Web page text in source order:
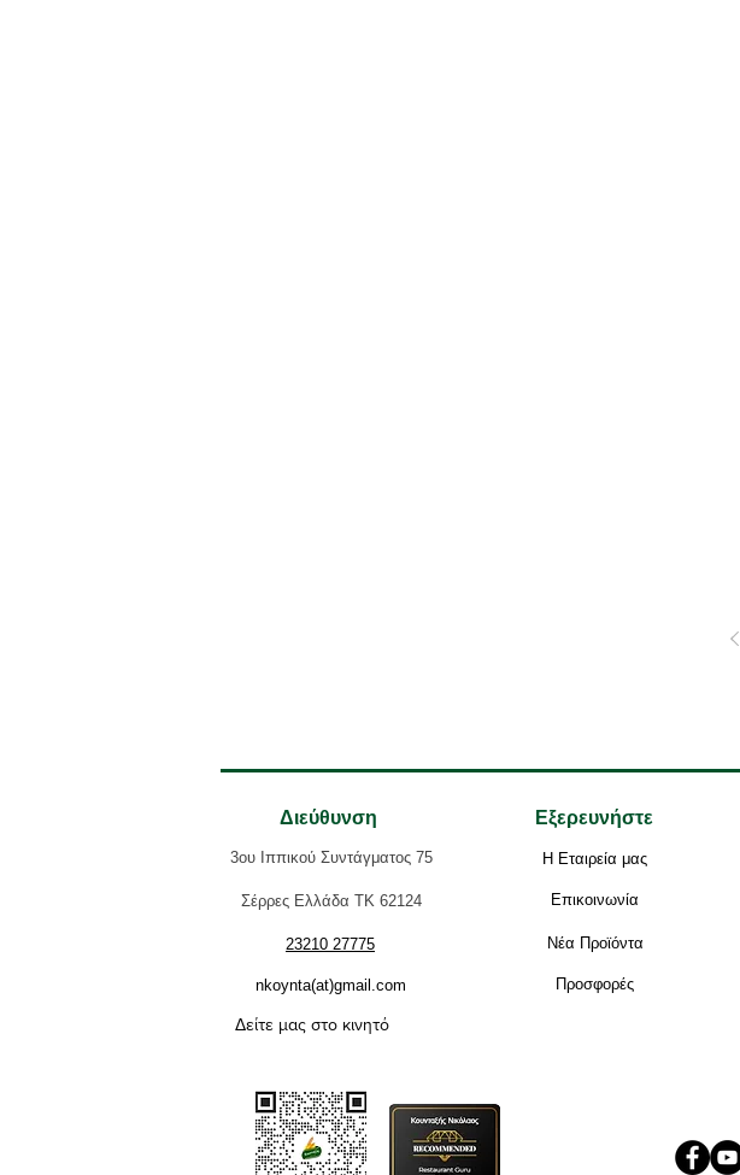
Διεύθυνση
3ου Ιππικού Συντάγματος 75
Σέρρες Ελλάδα ΤΚ 62124
23210 27775
nkoynta(at)gmail.com
Εξερευνήστε
Η Εταιρεία μας
Επικοινωνία
Νέα Προϊόντα
Προσφορές
Δείτε μας στο κινητό